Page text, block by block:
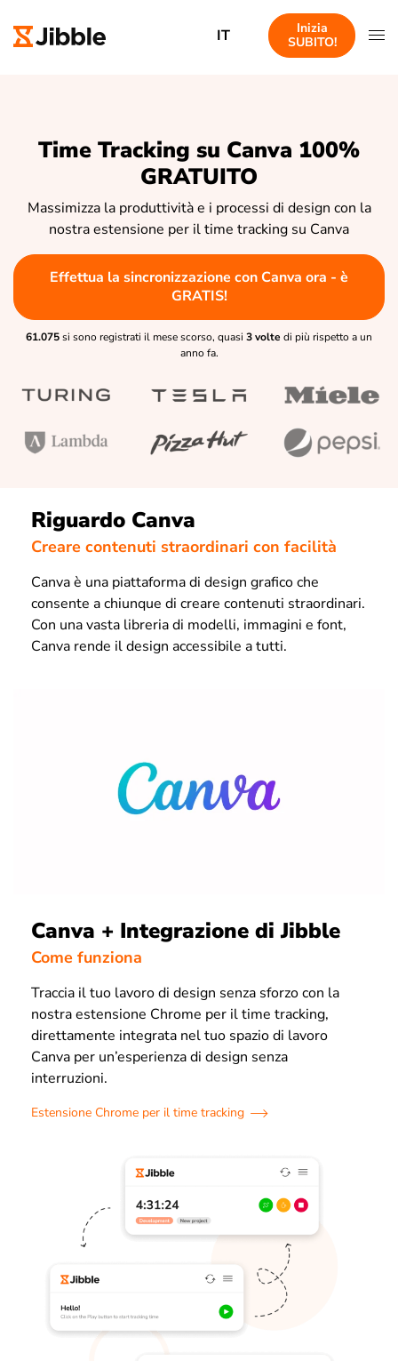
IT
Inizia
SUBITO!
Time Tracking su Canva 100%
GRATUITO
Massimizza la produttività e i processi di design con la
nostra estensione per il time tracking su Canva
Effettua la sincronizzazione con Canva ora - è
GRATIS!
61.075si sono registrati il mese scorso, quasi 3 volte di più rispetto a un
anno fa.
Riguardo Canva
Creare contenuti straordinari con facilità
Canva è una piattaforma di design grafico che
consente a chiunque di creare contenuti straordinari.
Con una vasta libreria di modelli, immagini e font,
Canva rende il design accessibile a tutti.
Canva + Integrazione di Jibble
Come funziona
Traccia il tuo lavoro di design senza sforzo con la
nostra estensione Chrome per il time tracking,
direttamente integrata nel tuo spazio di lavoro
Canva per un’esperienza di design senza
interruzioni.
Estensione Chrome per il time tracking